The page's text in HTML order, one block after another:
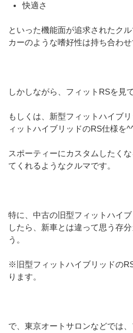
快適さ
といった機能面が追求されたク
カーのような嗜好性は持ち合わせ
しかしながら、フィットRSを見
もしくは、新型フィットハイブ
ィットハイブリッドのRS仕様を
スポーティーにカスタムしたく
てくれるようなクルマです。
特に、中古の旧型フィットハイ
したら、新車とは違って思う存
う。
※旧型フィットハイブリッドの
ります。
で、東京オートサロンなどでは